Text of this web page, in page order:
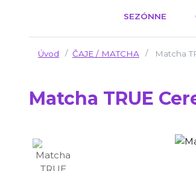
SEZÓNNE
Úvod ČAJE / MATCHA Matcha
Matcha TRUE